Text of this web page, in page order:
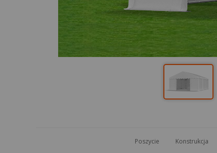
Poszycie Konstrukcja